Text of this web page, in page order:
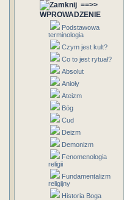
==>>
WPROWADZENIE
Podstawowa
terminologia
Czym jest kult?
Co to jest rytuał?
Absolut
Anioły
Ateizm
Bóg
Cud
Deizm
Demonizm
Fenomenologia
religii
Fundamentalizm
religijny
Historia Boga